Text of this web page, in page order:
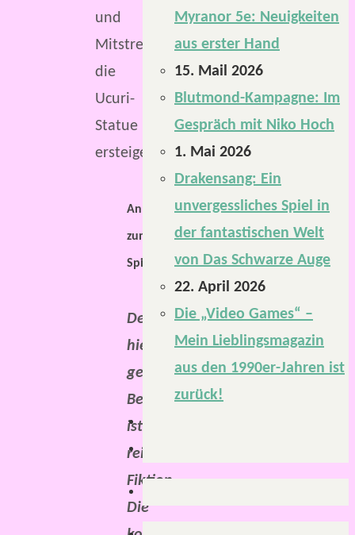
und
Mitstreitern
die
Ucuri-
Statue
ersteigern.
Anmerkung
zum
Spielbericht:
Der
hier
geschriebene
Bericht
ist
reine
Fiktion.
Die
Myranor 5e: Neuigkeiten
aus erster Hand
15. Mail 2026
Blutmond-Kampagne: Im
Gespräch mit Niko Hoch
1. Mai 2026
Drakensang: Ein
unvergessliches Spiel in
der fantastischen Welt
von Das Schwarze Auge
22. April 2026
Die „Video Games“ –
Mein Lieblingsmagazin
aus den 1990er-Jahren ist
zurück!